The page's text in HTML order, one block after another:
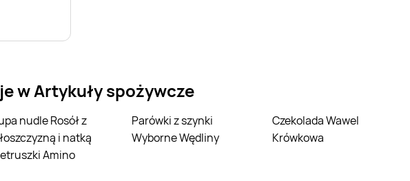
w Artykuły spożywcze
i natką
Amino
Parówki z szynki
Wyborne Wędliny
Czekolada Wawel
Krówkowa